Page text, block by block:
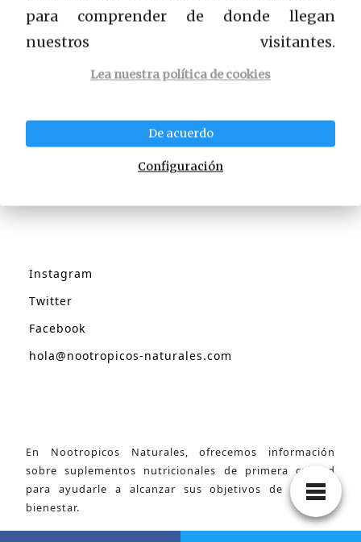
Glosario
Descargo de responsabilidad de Afiliados
Política de privacidad
Instagram
Twitter
Facebook
hola@nootropicos-naturales.com
En Nootropicos Naturales, ofrecemos información
sobre suplementos nutricionales de primera calidad
para ayudarle a alcanzar sus objetivos de salud y
bienestar.
para comprender de donde llegan
nuestros visitantes.
Lea nuestra política de cookies
De acuerdo
Configuración